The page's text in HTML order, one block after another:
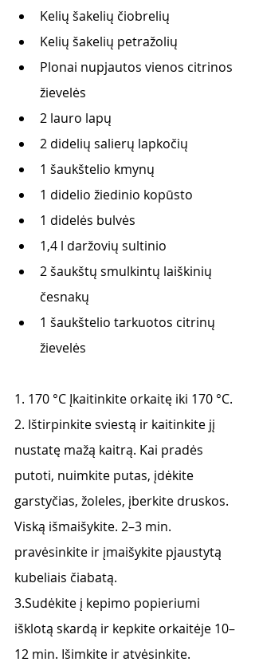
Kelių šakelių čiobrelių
Kelių šakelių petražolių
Plonai nupjautos vienos citrinos
žievelės
2 lauro lapų
2 didelių salierų lapkočių
1 šaukštelio kmynų
1 didelio žiedinio kopūsto
1 didelės bulvės
1,4 l daržovių sultinio
2 šaukštų smulkintų laiškinių
česnakų
1 šaukštelio tarkuotos citrinų
žievelės
1. 170 °C Įkaitinkite orkaitę iki 170 °C.
2. Ištirpinkite sviestą ir kaitinkite jį
nustatę mažą kaitrą. Kai pradės
putoti, nuimkite putas, įdėkite
garstyčias, žoleles, įberkite druskos.
Viską išmaišykite. 2–3 min.
pravėsinkite ir įmaišykite pjaustytą
kubeliais čiabatą.
3.Sudėkite į kepimo popieriumi
išklotą skardą ir kepkite orkaitėje 10–
12 min. Išimkite ir atvėsinkite.